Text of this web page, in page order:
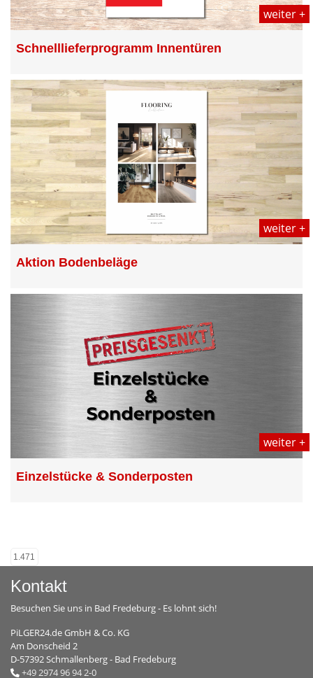
weiter +
Schnelllieferprogramm Innentüren
weiter +
Aktion Bodenbeläge
weiter +
Einzelstücke & Sonderposten
1.471
Kontakt
Besuchen Sie uns in Bad Fredeburg - Es lohnt sich!
PiLGER24.de GmbH & Co. KG
Am Donscheid 2
D-57392 Schmallenberg - Bad Fredeburg
+49 2974 96 94 2-0